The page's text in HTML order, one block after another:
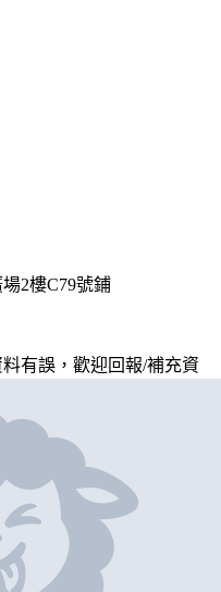
2樓C79號鋪
有誤，歡迎回報/補充資